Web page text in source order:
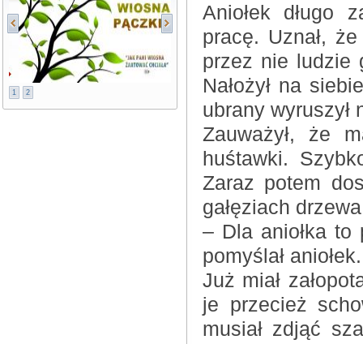
1 2
Aniołek długo
pracę. Uznał,
przez nie ludzie
Nałożył na
ubrany wyruszył
Zauważył, że
huśtawki.
Zaraz potem
gałęziach
– Dla aniołka
pomyślał aniołek.
Już miał
je przecież
musiał zdjąć